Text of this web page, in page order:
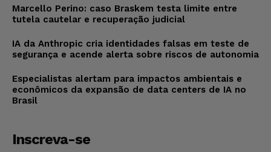
Marcello Perino: caso Braskem testa limite entre
tutela cautelar e recuperação judicial
IA da Anthropic cria identidades falsas em teste de
segurança e acende alerta sobre riscos de autonomia
Especialistas alertam para impactos ambientais e
econômicos da expansão de data centers de IA no
Brasil
Inscreva-se